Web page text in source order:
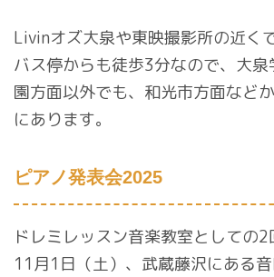
Livinオズ大泉や東映撮影所の近く
バス停からも徒歩3分なので、大
園方面以外でも、和光市方面など
にあります。
ピアノ発表会2025
ドレミレッスン音楽教室としての
11月1日（土）、武蔵藤沢にある